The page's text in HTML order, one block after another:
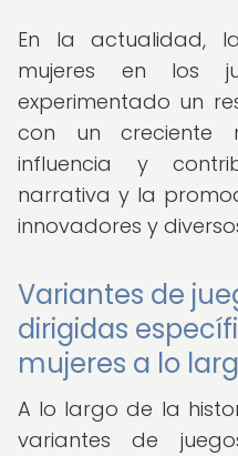
En la actualidad,
mujeres en los
experimentado un
con un creciente
influencia y
narrativa y la
innovadores y
Variantes de
dirigidas
mujeres a lo
A lo largo de la
variantes de